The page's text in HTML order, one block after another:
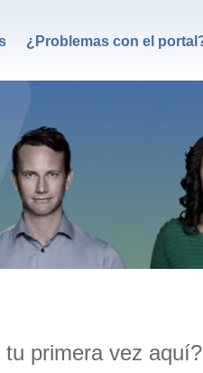
¿Problemas con el
tu primera vez aquí?